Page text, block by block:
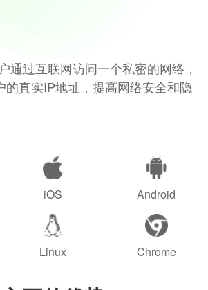
通过互联网访问一个私密的网络，
的真实IP地址，提高网络安全和隐
iOS Android
Linux Chrome